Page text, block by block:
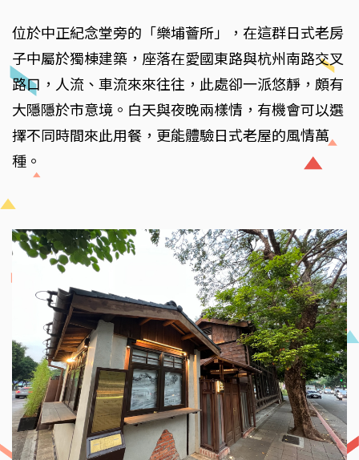
位於中正紀念堂旁的「樂埔薈所」，在這群日式老房
子中屬於獨棟建築，座落在愛國東路與杭州南路交叉
路口，人流、車流來來往往，此處卻一派悠靜，頗有
大隱隱於市意境。白天與夜晚兩樣情，有機會可以選
擇不同時間來此用餐，更能體驗日式老屋的風情萬
種。